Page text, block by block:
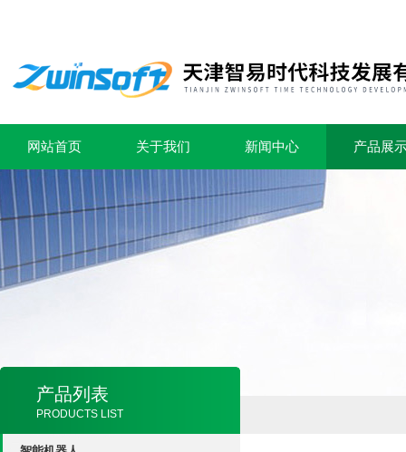
网站首页 关于我们 新闻中心 产品展
产品列表
PRODUCTS LIST